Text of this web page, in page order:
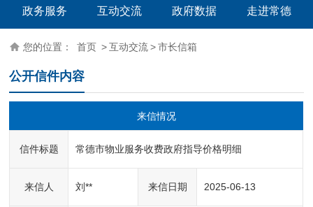
政务服务
互动交流 政府数据 走进常德
您的位置： 首页 > 互动交流 > 市长信箱
公开信件内容
来信情况
信件标题 常德市物业服务收费政府指导价格明细
来信人 刘** 来信日期 2025-06-13